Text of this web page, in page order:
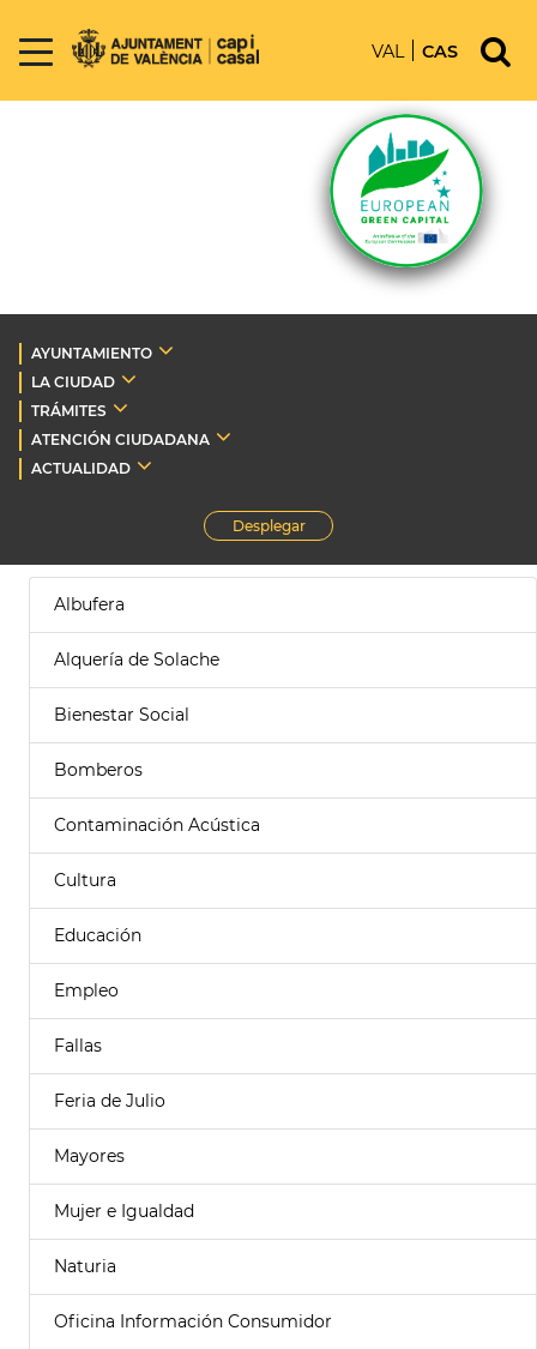
VAL CAS
AYUNTAMIENTO
LA CIUDAD
TRÁMITES
ATENCIÓN CIUDADANA
ACTUALIDAD
Desplegar
Albufera
Alquería de Solache
Bienestar Social
Bomberos
Contaminación Acústica
Cultura
Educación
Empleo
Fallas
Feria de Julio
Mayores
Mujer e Igualdad
Naturia
Oficina Información Consumidor